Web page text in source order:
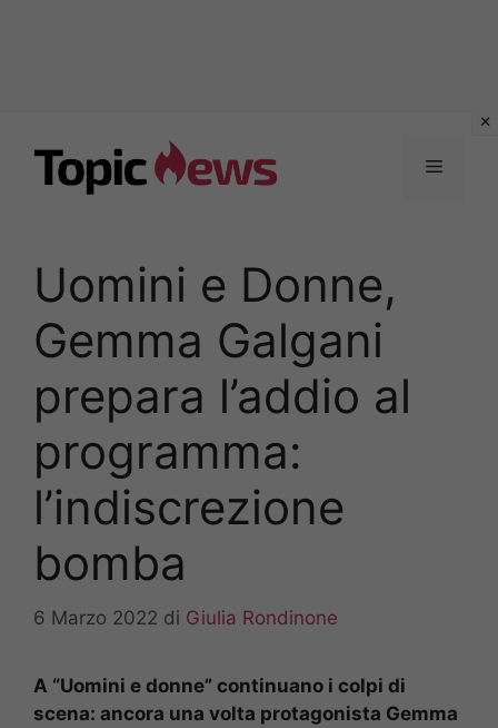
contenuto
Menu
Uomini e Donne,
Gemma Galgani
prepara l’addio al
programma:
l’indiscrezione
bomba
6 Marzo 2022 di Giulia Rondinone
A “Uomini e donne” continuano i colpi di
scena: ancora una volta protagonista Gemma